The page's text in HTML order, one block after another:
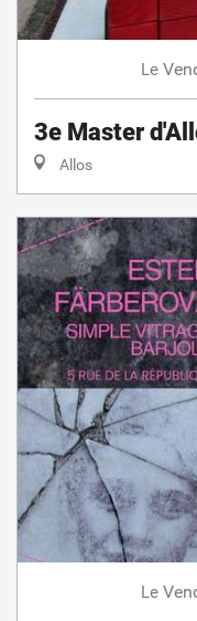
Le
3e Master
Allos
Le